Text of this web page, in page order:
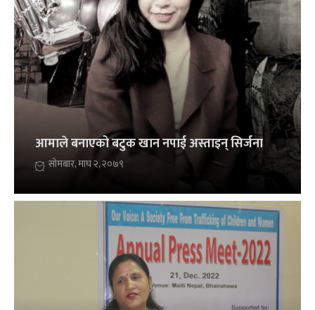
आमाले बनाएको बटुक खान नपाई अस्ताइन् सिर्जना
सोमबार, माघ २, २०७९